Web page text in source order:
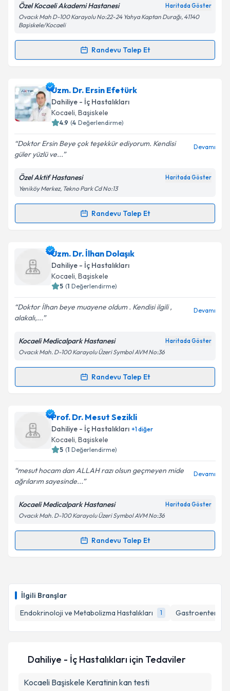
İlgili Branşlar
Endokrinoloji ve Metabolizma Hastalıkları
1
Kişisel verilerimin işlenmesine ilişkin
Aydınlatma
Metni'ni okudum ve kişisel verilerimin belirtilen
kapsamda işlenmesini kabul ediyorum.
Takvim Talebini Gönder
Özel Kocaeli Akademi Hastanesi Haritada Göster
Ovacık Mah D-100 Karayolu No:22-24 Yahya Kaptan Durağı, 41140
Başiskele/Kocaeli
Randevu Talep Et
Randevu Takvimi Talebi
Uzm. Dr. Sevinç Sadıgovaiçin randevu takvimi
talebi oluşturun. Size bu uzmandan randevu almanız
için bir takvim hazırlandığında e-posta ile
bilgilendireceğiz.
E-posta Adresiniz
Kişisel verilerimin işlenmesine ilişkin
Metni'ni okudum ve kişisel verilerimin belirtilen
kapsamda işlenmesini kabul ediyorum.
Uzm. Dr. Ersin Efetürk
Dahiliye - İç Hastalıkları
Kocaeli, Başiskele
4.9 (4 Değerlendirme)
Doktor Ersin Beye çok teşekkür ediyorum. Kendisi
güler yüzlü ve...
Devamı
Özel Aktif Hastanesi Haritada Göster
Yeniköy Merkez, Tekno Park Cd No:13
Randevu Talep Et
Randevu Takvimi Talebi
Uzm. Dr. Ersin Efetürkiçin randevu takvimi talebi
oluşturun. Size bu uzmandan randevu almanız için bir
takvim hazırlandığında e-posta ile bilgilendireceğiz.
Kişisel verilerimin işlenmesine ilişkin
Aydınlatma
Metni'ni okudum ve kişisel verilerimin belirtilen
kapsamda işlenmesini kabul ediyorum.
Uzm. Dr. İlhan Dolaşık
Dahiliye - İç Hastalıkları
Kocaeli, Başiskele
5 (1 Değerlendirme)
Doktor İlhan beye muayene oldum . Kendisi ilgili ,
alakalı,...
Devamı
Kocaeli Medicalpark Hastanesi Haritada Göster
Ovacık Mah. D-100 Karayolu Üzeri Symbol AVM No:36
Randevu Talep Et
Randevu Takvimi Talebi
Uzm. Dr. İlhan Dolaşıkiçin randevu takvimi talebi
oluşturun. Size bu uzmandan randevu almanız için bir
takvim hazırlandığında e-posta ile bilgilendireceğiz.
Kişisel verilerimin işlenmesine ilişkin
Aydınlatma
Metni'ni okudum ve kişisel verilerimin belirtilen
kapsamda işlenmesini kabul ediyorum.
Prof. Dr. Mesut Sezikli
Dahiliye - İç Hastalıkları +1diğer
Kocaeli, Başiskele
5 (1 Değerlendirme)
mesut hocam dan ALLAH razı olsun geçmeyen mide
ağrılarım sayesinde...
Devamı
Kocaeli Medicalpark Hastanesi Haritada Göster
Ovacık Mah. D-100 Karayolu Üzeri Symbol AVM No:36
Randevu Talep Et
Randevu Takvimi Talebi
takvim hazırlandığında e-posta ile bilgilendireceğiz.
Metni'ni okudum ve kişisel verilerimin belirtilen
Dahiliye - İç Hastalıkları için Tedaviler
Kocaeli Başiskele Keratinin kan testi